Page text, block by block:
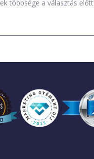
többsége a választás